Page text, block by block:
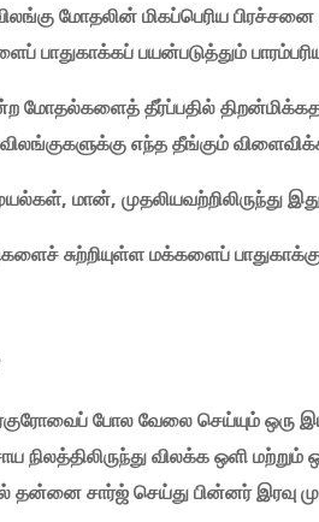
மோதலின் மிகப்பெரிய
பாதுகாக்கப் பயன்படுத்தும்
மோதல்களைத்தீர்ப்பதில்
எந்ததீங்கும்
மான், முதலியவற்றிலிருந்து
சுற்றியுள்ள மக்களைப்
போலவேலைசெய்யும்ஒரு
நிலத்திலிருந்துவிலக்கஒளிமற்றும்
தன்னைசார்ஜ்செய்துபின்னர்இரவு